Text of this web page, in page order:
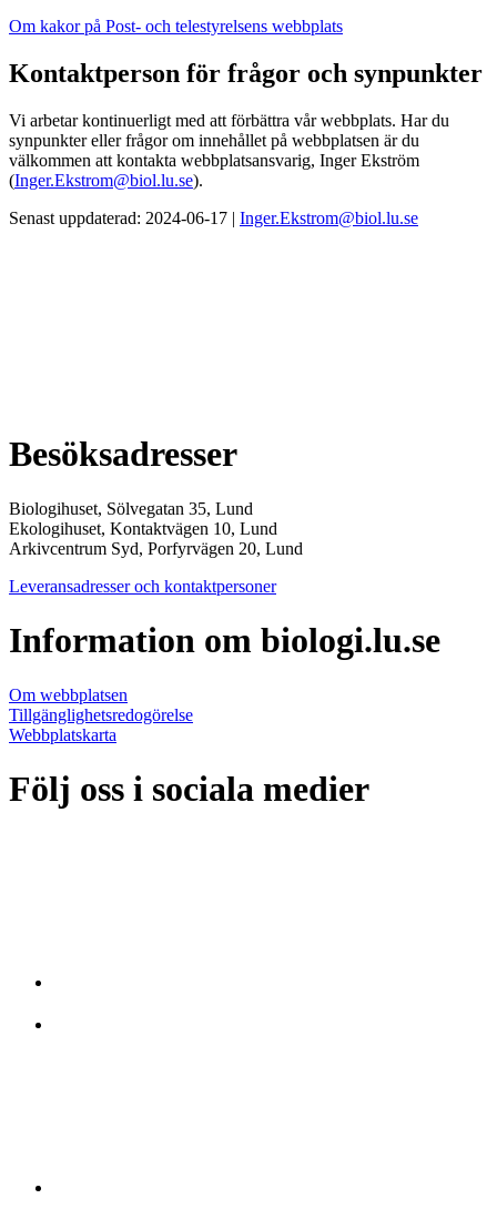
Om kakor på Post- och telestyrelsens webbplats
Kontaktperson för frågor och synpunkter
Vi arbetar kontinuerligt med att förbättra vår webbplats. Har du
synpunkter eller frågor om innehållet på webbplatsen är du
välkommen att kontakta webbplatsansvarig, Inger Ekström
(Inger.Ekstrom@biol.lu.se).
Senast uppdaterad: 2024-06-17 | Inger.Ekstrom@biol.lu.se
Besöksadresser
Biologihuset, Sölvegatan 35, Lund
Ekologihuset, Kontaktvägen 10, Lund
Arkivcentrum Syd, Porfyrvägen 20, Lund
Leveransadresser och kontaktpersoner
Information om biologi.lu.se
Om webbplatsen
Tillgänglighetsredogörelse
Webbplatskarta
Följ oss i sociala medier